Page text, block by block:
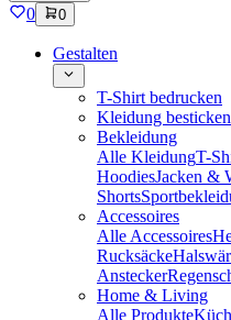
0 0
Gestalten
T-Shirt bedrucken
Kleidung besticken
Bekleidung
Alle KleidungT-
HoodiesJacken &
Shorts
Accessoires
Alle Accessoires
Rucksäcke
Anstecker
Home & Living
Alle Produkte